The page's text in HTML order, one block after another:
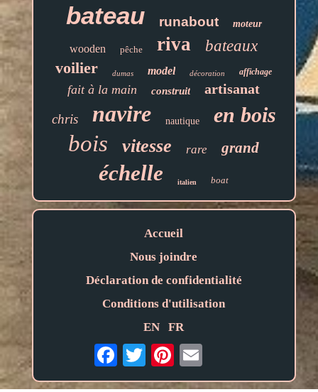
bateau runabout moteur
wooden pêche riva
bateaux
voilier
dumas model décoration affichage
fait à la main construit artisanat
chris navire nautique en bois
bois vitesse rare grand
échelle italien boat
Accueil
Nous joindre
Déclaration de confidentialité
Conditions d'utilisation
EN
FR